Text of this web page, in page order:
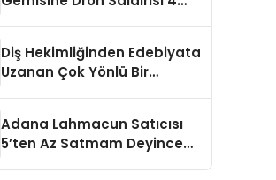
Diş Hekimliğinden Edebiyata
Uzanan Çok Yönlü Bir
Adana Lahmacun Satıcısı
5’ten Az Satmam Deyince